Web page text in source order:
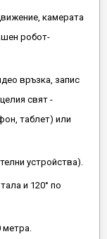
камерата
робот-
връзка, запис
свят -
таблет) или
устройства).
и 120° по